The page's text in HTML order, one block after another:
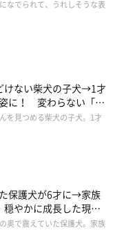
なでられて、うれしそうな表
けない柴犬の子犬→1才
に！ 変わらない「く
もほっこり
を見つめる柴犬の子犬。1才
保護犬が6才に→家族
穏やかに成長した現在
奥で震えていた保護犬。家族